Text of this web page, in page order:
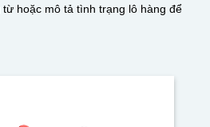
hoặc mô tả tình trạng lô hàng để